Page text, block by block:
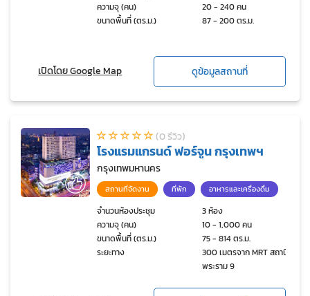
ความจุ (คน)
20 - 240 คน
ขนาดพื้นที่ (ตร.ม.)
87 - 200 ตร.ม.
เปิดโดย Google Map ดูข้อมูลสถานที่
(0 รีวิว)
โรงแรมแกรนด์ ฟอร์จูน กรุงเทพฯ
กรุงเทพมหานคร
สถานที่จัดงาน ที่พัก อาหารและเครื่องดื่ม
จำนวนห้องประชุม
3 ห้อง
ความจุ (คน)
10 - 1,000 คน
ขนาดพื้นที่ (ตร.ม.)
75 - 814 ตร.ม.
ระยะทาง
300 เมตรจาก MRT สถานี
พระราม 9